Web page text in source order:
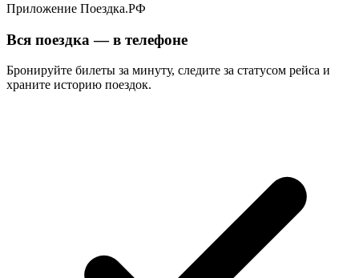
Приложение Поездка.РФ
Вся поездка — в телефоне
Бронируйте билеты за минуту, следите за статусом рейса и
храните историю поездок.